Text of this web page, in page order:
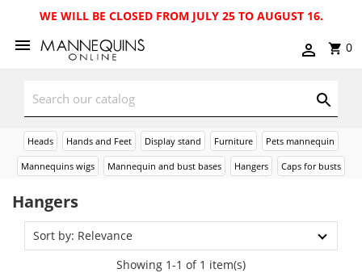
WE WILL BE CLOSED FROM JULY 25 TO AUGUST 16.
0
Heads Hands and Feet Display stand Furniture Pets mannequin
Mannequins wigs Mannequin and bust bases Hangers Caps for busts
Hangers
Sort by: Relevance
Showing 1-1 of 1 item(s)